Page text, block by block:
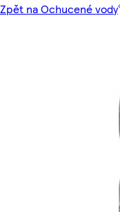
Zpět na Ochucené vody